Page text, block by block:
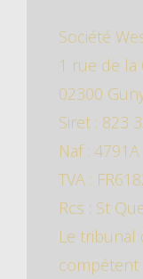
Société
1 rue de la
02300
Siret : 823
Naf : 4791A
TVA :
Rcs : St
Le tribunal
compétent